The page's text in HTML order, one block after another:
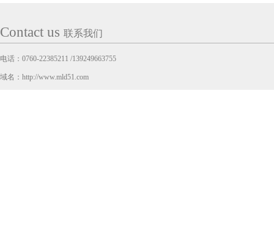
Contact us 联系我们
电话：0760-22385211 /139249663755
域名：http://www.mld51.com